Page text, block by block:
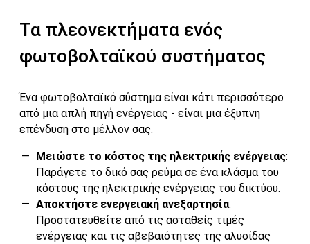
Τα πλεονεκτήματα ενός
φωτοβολταϊκού συστήματος
Ένα φωτοβολταϊκό σύστημα είναι κάτι περισσότερο
από μια απλή πηγή ενέργειας - είναι μια έξυπνη
επένδυση στο μέλλον σας.
Μειώστε το κόστος της ηλεκτρικής ενέργειας:
Παράγετε το δικό σας ρεύμα σε ένα κλάσμα του
κόστους της ηλεκτρικής ενέργειας του δικτύου.
Αποκτήστε ενεργειακή ανεξαρτησία:
Προστατευθείτε από τις ασταθείς τιμές
ενέργειας και τις αβεβαιότητες της αλυσίδας